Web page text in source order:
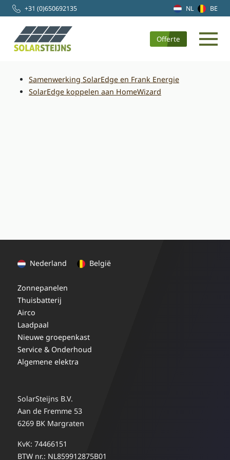
+31 (0)650692135 NL BE
Offerte
Samenwerking SolarEdge en Frank Energie
SolarEdge koppelen aan HomeWizard
Nederland België
Zonnepanelen
Thuisbatterij
Airco
Laadpaal
Nieuwe groepenkast
Service & Onderhoud
Algemene elektra
SolarSteijns B.V.
Aan de Fremme 53
6269 BK Margraten
KvK: 74466151
BTW nr.: NL859912875B01